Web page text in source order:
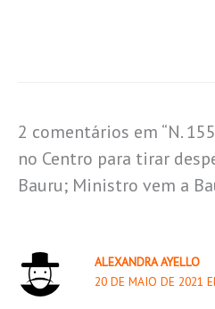
2 comentários em “N.
no Centro para tirar
Bauru; Ministro vem a
ALEXANDRA AYELLO
20 DE MAIO DE 2021